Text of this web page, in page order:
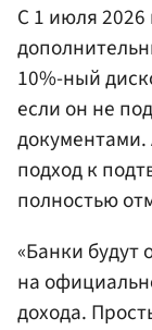
С 1 июля 2026
10%-ный
если он не
подход к
полностью
«Банки будут
на
дохода.